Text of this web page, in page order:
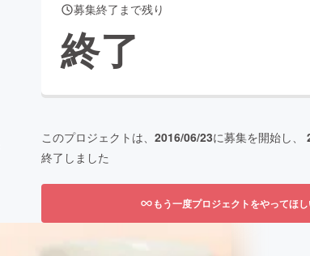
募集終了まで残り
終了
このプロジェクトは、 2016/06/23に募集を開始し、
終了しました
もう一度プロジェクトをやってほ